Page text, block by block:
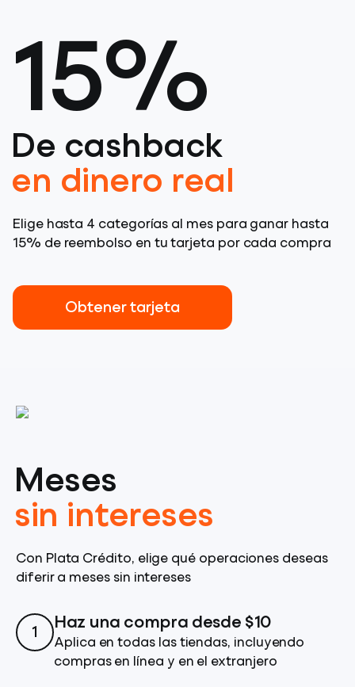
15%
De cashback
en dinero real
Elige hasta 4 categorías al mes para ganar hasta
15% de reembolso en tu tarjeta por cada compra
Obtener tarjeta
Meses
sin intereses
Con Plata Crédito, elige qué operaciones deseas
diferir a meses sin intereses
1
Haz una compra desde $10
Aplica en todas las tiendas, incluyendo
compras en línea y en el extranjero